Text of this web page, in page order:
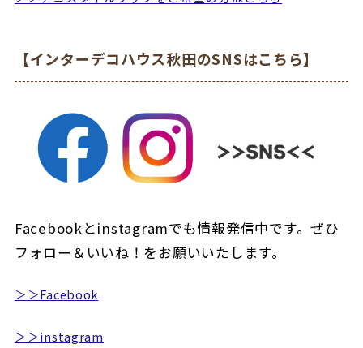
【インターデコハウス秋田のSNSはこちら】
Facebookとinstagramでも情報発信中です。ぜひ
フォロー＆いいね！をお願いいたします。
＞＞Facebook
＞＞instagram